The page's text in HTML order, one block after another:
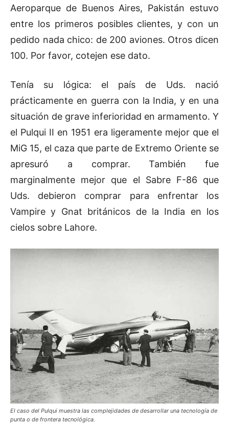
Aeroparque de Buenos Aires, Pakistán estuvo
entre los primeros posibles clientes, y con un
pedido nada chico: de 200 aviones. Otros dicen
100. Por favor, cotejen ese dato.
Tenía su lógica: el país de Uds. nació
prácticamente en guerra con la India, y en una
situación de grave inferioridad en armamento. Y
el Pulqui II en 1951 era ligeramente mejor que el
MiG 15, el caza que parte de Extremo Oriente se
apresuró a comprar. También fue
marginalmente mejor que el Sabre F-86 que
Uds. debieron comprar para enfrentar los
Vampire y Gnat británicos de la India en los
cielos sobre Lahore.
El caso del Pulqui muestra las complejidades de desarrollar una tecnología de
punta o de frontera tecnológica.